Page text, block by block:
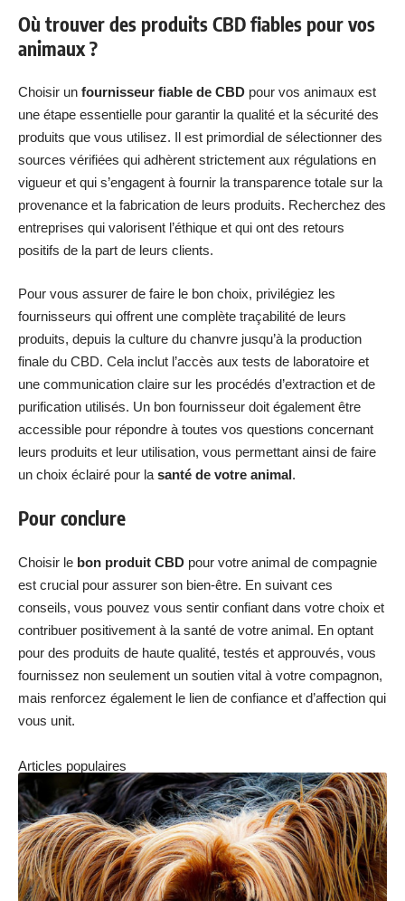
Où trouver des produits CBD fiables pour vos
animaux ?
Choisir un fournisseur fiable de CBD pour vos animaux est
une étape essentielle pour garantir la qualité et la sécurité des
produits que vous utilisez. Il est primordial de sélectionner des
sources vérifiées qui adhèrent strictement aux régulations en
vigueur et qui s’engagent à fournir la transparence totale sur la
provenance et la fabrication de leurs produits. Recherchez des
entreprises qui valorisent l’éthique et qui ont des retours
positifs de la part de leurs clients.
Pour vous assurer de faire le bon choix, privilégiez les
fournisseurs qui offrent une complète traçabilité de leurs
produits, depuis la culture du chanvre jusqu’à la production
finale du CBD. Cela inclut l’accès aux tests de laboratoire et
une communication claire sur les procédés d’extraction et de
purification utilisés. Un bon fournisseur doit également être
accessible pour répondre à toutes vos questions concernant
leurs produits et leur utilisation, vous permettant ainsi de faire
un choix éclairé pour la santé de votre animal.
Pour conclure
Choisir le bon produit CBD pour votre animal de compagnie
est crucial pour assurer son bien-être. En suivant ces
conseils, vous pouvez vous sentir confiant dans votre choix et
contribuer positivement à la santé de votre animal. En optant
pour des produits de haute qualité, testés et approuvés, vous
fournissez non seulement un soutien vital à votre compagnon,
mais renforcez également le lien de confiance et d’affection qui
vous unit.
Articles populaires